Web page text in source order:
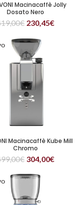
Macinacaffè Jolly
Dosato Nero
€ 230,45€
Macinacaffè Kube Mill
Chromo
€ 304,00€